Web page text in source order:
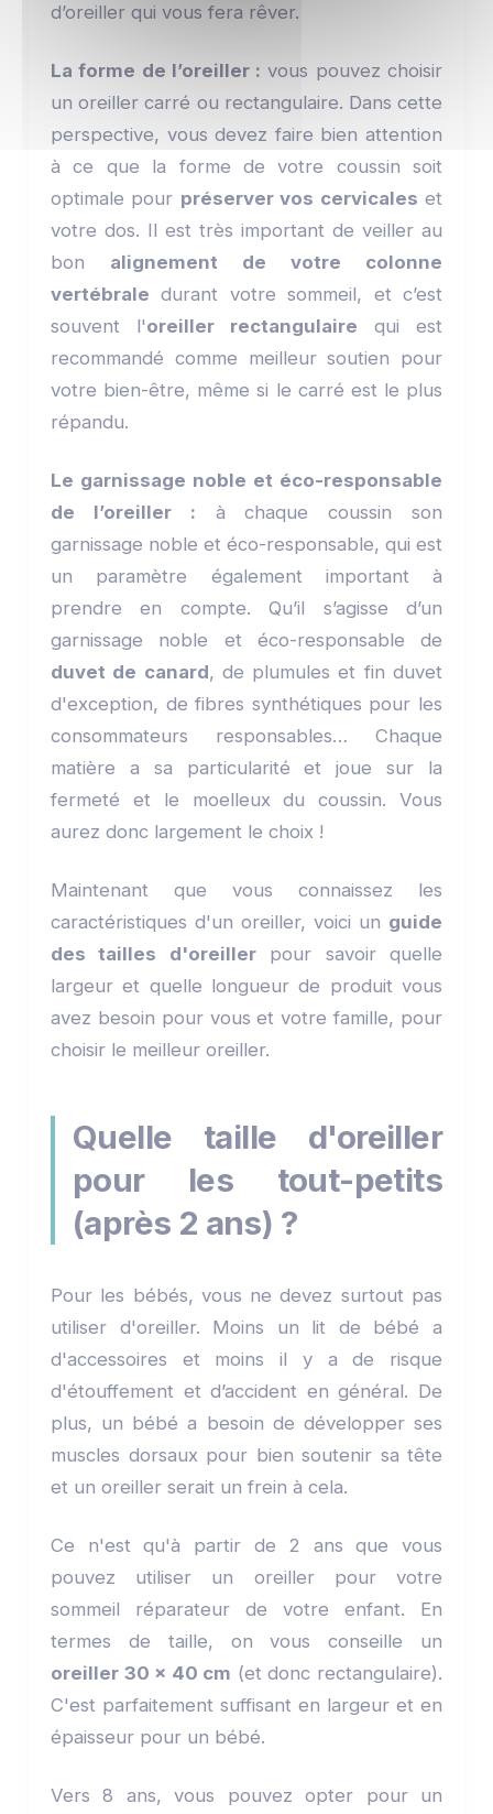
d’oreiller qui vous fera rêver.
La forme de l’oreiller : vous pouvez choisir
un oreiller carré ou rectangulaire. Dans cette
perspective, vous devez faire bien attention
à ce que la forme de votre coussin soit
optimale pour préserver vos cervicales et
votre dos. Il est très important de veiller au
bon alignement de votre colonne
vertébrale durant votre sommeil, et c’est
souvent l'oreiller rectangulaire qui est
recommandé comme meilleur soutien pour
votre bien-être, même si le carré est le plus
répandu.
Le garnissage noble et éco-responsable
de l’oreiller : à chaque coussin son
garnissage noble et éco-responsable, qui est
un paramètre également important à
prendre en compte. Qu’il s’agisse d’un
garnissage noble et éco-responsable de
duvet de canard, de plumules et fin duvet
d'exception, de fibres synthétiques pour les
consommateurs responsables… Chaque
matière a sa particularité et joue sur la
fermeté et le moelleux du coussin. Vous
aurez donc largement le choix !
Maintenant que vous connaissez les
caractéristiques d'un oreiller, voici un guide
des tailles d'oreillerpour savoir quelle
largeur et quelle longueur de produit vous
avez besoin pour vous et votre famille, pour
choisir le meilleur oreiller.
Quelle taille d'oreiller
pour les tout-petits
(après 2 ans) ?
Pour les bébés, vous ne devez surtout pas
utiliser d'oreiller. Moins un lit de bébé a
d'accessoires et moins il y a de risque
d'étouffement et d’accident en général. De
plus, un bébé a besoin de développer ses
muscles dorsaux pour bien soutenir sa tête
et un oreiller serait un frein à cela.
Ce n'est qu'à partir de 2 ans que vous
pouvez utiliser un oreiller pour votre
sommeil réparateur de votre enfant. En
termes de taille, on vous conseille un
oreiller 30 x 40 cm (et donc rectangulaire).
C'est parfaitement suffisant en largeur et en
épaisseur pour un bébé.
Vers 8 ans, vous pouvez opter pour un